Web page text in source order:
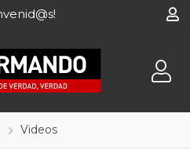
Videos